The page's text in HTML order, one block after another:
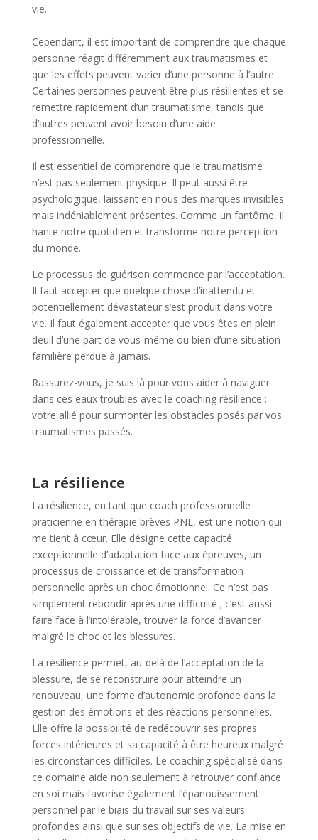
vie.
Cependant, il est important de comprendre que chaque
personne réagit différemment aux traumatismes et
que les effets peuvent varier d’une personne à l’autre.
Certaines personnes peuvent être plus résilientes et se
remettre rapidement d’un traumatisme, tandis que
d’autres peuvent avoir besoin d’une aide
professionnelle.
Il est essentiel de comprendre que le traumatisme
n’est pas seulement physique. Il peut aussi être
psychologique, laissant en nous des marques invisibles
mais indéniablement présentes. Comme un fantôme, il
hante notre quotidien et transforme notre perception
du monde.
Le processus de guérison commence par l’acceptation.
Il faut accepter que quelque chose d’inattendu et
potentiellement dévastateur s’est produit dans votre
vie. Il faut également accepter que vous êtes en plein
deuil d’une part de vous-même ou bien d’une situation
familière perdue à jamais.
Rassurez-vous, je suis là pour vous aider à naviguer
dans ces eaux troubles avec le coaching résilience :
votre allié pour surmonter les obstacles posés par vos
traumatismes passés.
La résilience
La résilience, en tant que coach professionnelle
praticienne en thérapie brèves PNL, est une notion qui
me tient à cœur. Elle désigne cette capacité
exceptionnelle d’adaptation face aux épreuves, un
processus de croissance et de transformation
personnelle après un choc émotionnel. Ce n’est pas
simplement rebondir après une difficulté ; c’est aussi
faire face à l’intolérable, trouver la force d’avancer
malgré le choc et les blessures.
La résilience permet, au-delà de l’acceptation de la
blessure, de se reconstruire pour atteindre un
renouveau, une forme d’autonomie profonde dans la
gestion des émotions et des réactions personnelles.
Elle offre la possibilité de redécouvrir ses propres
forces intérieures et sa capacité à être heureux malgré
les circonstances difficiles. Le coaching spécialisé dans
ce domaine aide non seulement à retrouver confiance
en soi mais favorise également l’épanouissement
personnel par le biais du travail sur ses valeurs
profondes ainsi que sur ses objectifs de vie. La mise en